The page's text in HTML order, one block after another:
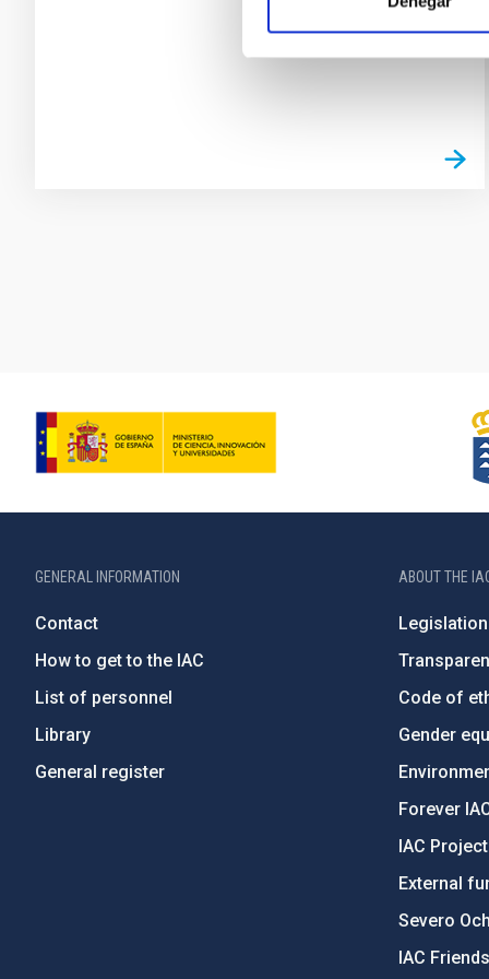
GENERAL INFORMATION
Contact
How to get to the IAC
List of personnel
Library
General register
ABOUT THE
Legislation
Code of
Gender
Forever
IAC
External
Severo
IAC Friends